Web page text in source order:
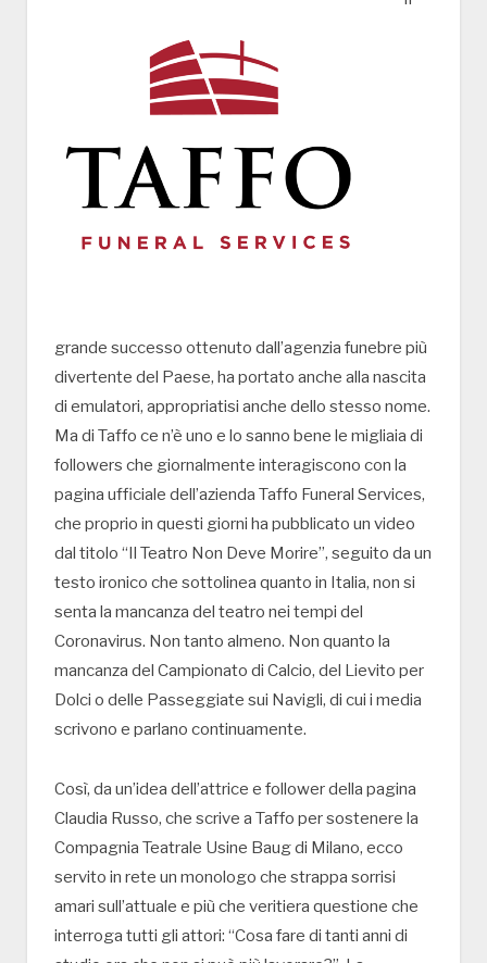
grande successo ottenuto dall’agenzia funebre più
divertente del Paese, ha portato anche alla nascita
di emulatori, appropriatisi anche dello stesso nome.
Ma di Taffo ce n’è uno e lo sanno bene le migliaia di
followers che giornalmente interagiscono con la
pagina ufficiale dell’azienda Taffo Funeral Services,
che proprio in questi giorni ha pubblicato un video
dal titolo “Il Teatro Non Deve Morire”, seguito da un
testo ironico che sottolinea quanto in Italia, non si
senta la mancanza del teatro nei tempi del
Coronavirus. Non tanto almeno. Non quanto la
mancanza del Campionato di Calcio, del Lievito per
Dolci o delle Passeggiate sui Navigli, di cui i media
scrivono e parlano continuamente.
Così, da un’idea dell’attrice e follower della pagina
Claudia Russo, che scrive a Taffo per sostenere la
Compagnia Teatrale Usine Baug di Milano, ecco
servito in rete un monologo che strappa sorrisi
amari sull’attuale e più che veritiera questione che
interroga tutti gli attori: “Cosa fare di tanti anni di